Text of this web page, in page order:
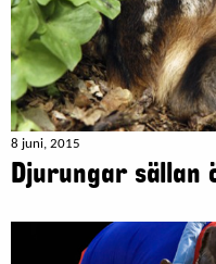
8 juni, 2015
Djurungar sällan